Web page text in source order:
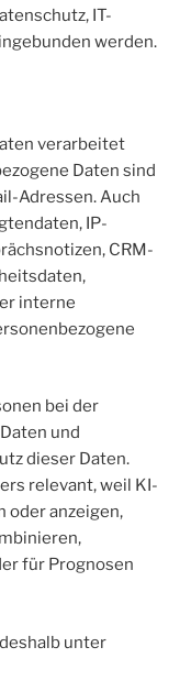
IT-
werden.
verarbeitet
Daten sind
Adressen. Auch
IP-
CRM-
interne
bei der
und
dieser Daten.
relevant, weil KI-
oder anzeigen,
für Prognosen
unter